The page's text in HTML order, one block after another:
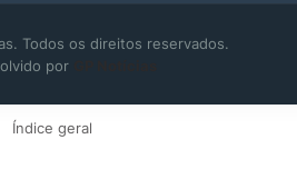
Todos os direitos reservados.
por
Índice geral